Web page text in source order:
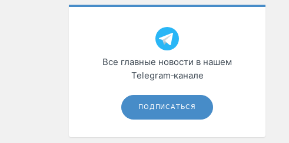
Все главные новости в нашем
Telegram‑канале
ПОДПИСАТЬСЯ